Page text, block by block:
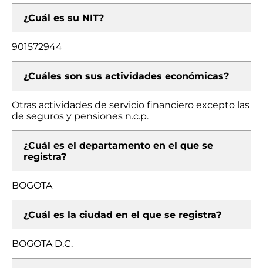
¿Cuál es su NIT?
901572944
¿Cuáles son sus actividades económicas?
Otras actividades de servicio financiero excepto las
de seguros y pensiones n.c.p.
¿Cuál es el departamento en el que se
registra?
BOGOTA
¿Cuál es la ciudad en el que se registra?
BOGOTA D.C.